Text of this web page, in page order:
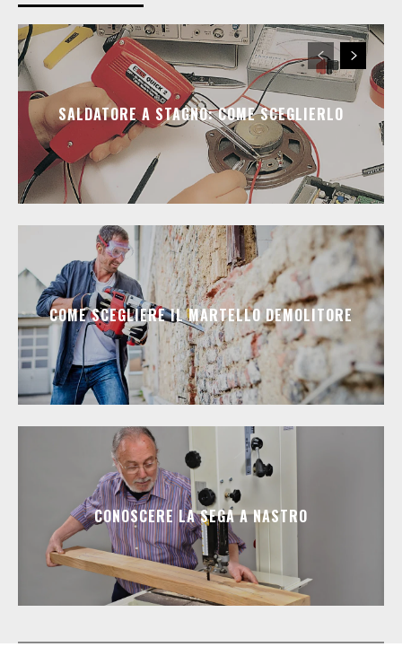
SALDATORE A STAGNO: COME SCEGLIERLO
COME SCEGLIERE IL MARTELLO DEMOLITORE
CONOSCERE LA SEGA A NASTRO